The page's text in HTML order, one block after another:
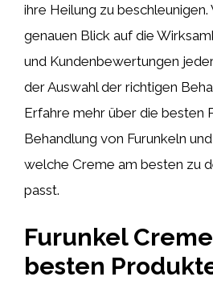
ihre Heilung zu
genauen Blick auf die
und Kundenbewertungen
der Auswahl der richtigen
Erfahre mehr über die besten
Behandlung von Furunkeln
welche Creme am besten zu
passt.
Furunkel
besten